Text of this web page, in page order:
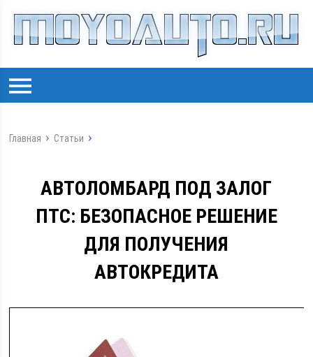
Главная Статьи
АВТОЛОМБАРД ПОД ЗАЛОГ
ПТС: БЕЗОПАСНОЕ РЕШЕНИЕ
ДЛЯ ПОЛУЧЕНИЯ
АВТОКРЕДИТА